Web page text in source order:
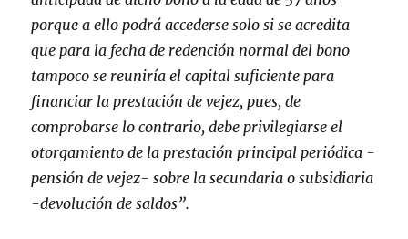
porque a ello podrá accederse solo si se acredita
que para la fecha de redención normal del bono
tampoco se reuniría el capital suficiente para
financiar la prestación de vejez, pues, de
comprobarse lo contrario, debe privilegiarse el
otorgamiento de la prestación principal periódica -
pensión de vejez- sobre la secundaria o subsidiaria
-devolución de saldos”.